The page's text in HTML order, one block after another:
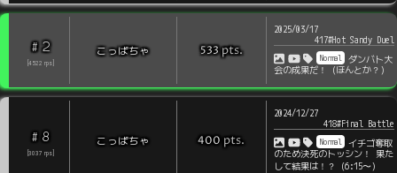
# 2
4522 rps
こっぱちゃ 533pts.
2025/03/17
417#Hot Sandy Duel
Normal
ダンバト大
会の成果だ！（ほんとか？）
# 8
3037 rps
こっぱちゃ 400 pts.
2024/12/27
418#Final Battle
Normal
イチゴ奪取
のため決死のトッシン！ 果た
して結果は！？（6:15〜）